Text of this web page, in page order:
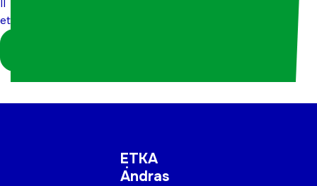
II
etapp
ETKA
Andras